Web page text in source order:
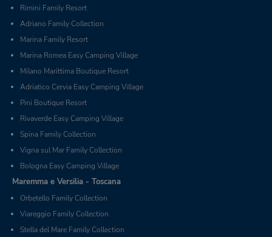
Rimini Family Resort
Adriano Family Collection
Marina Family Resort
Marina Romea Easy Camping Village
Milano Marittima Boutique Resort
Adriatico Cervia Easy Camping Village
Pini Boutique Resort
Rivaverde Easy Camping Village
Spina Family Collection
Vigna sul Mar Family Collection
Bologna Easy Camping Village
Maremma e Versilia - Toscana
Orbetello Family Collection
Viareggio Family Collection
Stella del Mare Family Collection